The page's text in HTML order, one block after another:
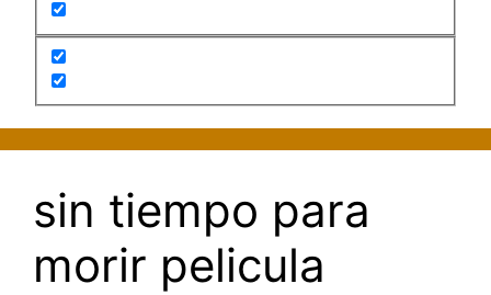
sin tiempo para
morir pelicula